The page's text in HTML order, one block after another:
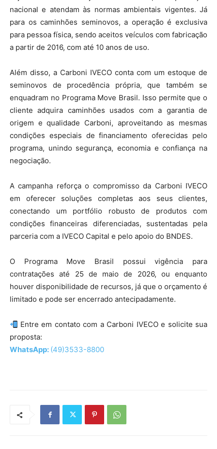
nacional e atendam às normas ambientais vigentes. Já
para os caminhões seminovos, a operação é exclusiva
para pessoa física, sendo aceitos veículos com fabricação
a partir de 2016, com até 10 anos de uso.
Além disso, a Carboni IVECO conta com um estoque de
seminovos de procedência própria, que também se
enquadram no Programa Move Brasil. Isso permite que o
cliente adquira caminhões usados com a garantia de
origem e qualidade Carboni, aproveitando as mesmas
condições especiais de financiamento oferecidas pelo
programa, unindo segurança, economia e confiança na
negociação.
A campanha reforça o compromisso da Carboni IVECO
em oferecer soluções completas aos seus clientes,
conectando um portfólio robusto de produtos com
condições financeiras diferenciadas, sustentadas pela
parceria com a IVECO Capital e pelo apoio do BNDES.
O Programa Move Brasil possui vigência para
contratações até 25 de maio de 2026, ou enquanto
houver disponibilidade de recursos, já que o orçamento é
limitado e pode ser encerrado antecipadamente.
Entre em contato com a Carboni IVECO e solicite sua
proposta:
WhatsApp: (49)3533-8800